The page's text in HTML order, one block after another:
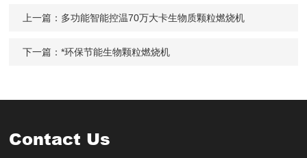
上一篇： 多功能智能控温70万大卡生物质颗粒燃烧机
下一篇：*环保节能生物颗粒燃烧机
Contact Us